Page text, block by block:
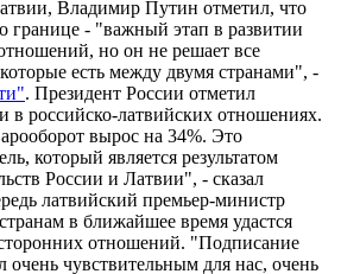
Владимир Путин отметил, что
границе - "важный этап в развитии
но он не решает все
есть между двумя странами", -
. Президент России отметил
в российско-латвийских отношениях.
вырос на 34%. Это
который является результатом
России и Латвии", - сказал
латвийский премьер-министр
в ближайшее время удастся
отношений. "Подписание
очень чувствительным для нас, очень